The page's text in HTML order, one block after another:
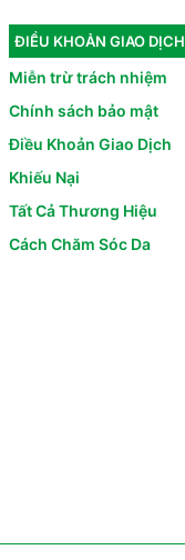
ĐIỀU KHOẢN GIAO DỊCH
Miễn trừ trách nhiệm
Chính sách bảo mật
Điều Khoản Giao Dịch
Khiếu Nại
Tất Cả Thương Hiệu
Cách Chăm Sóc Da